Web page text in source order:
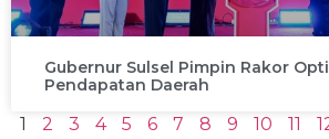
Gubernur Sulsel Pimpin Rakor
Pendapatan Daerah
1 2 3 4 5 6 7 8 9 10 11